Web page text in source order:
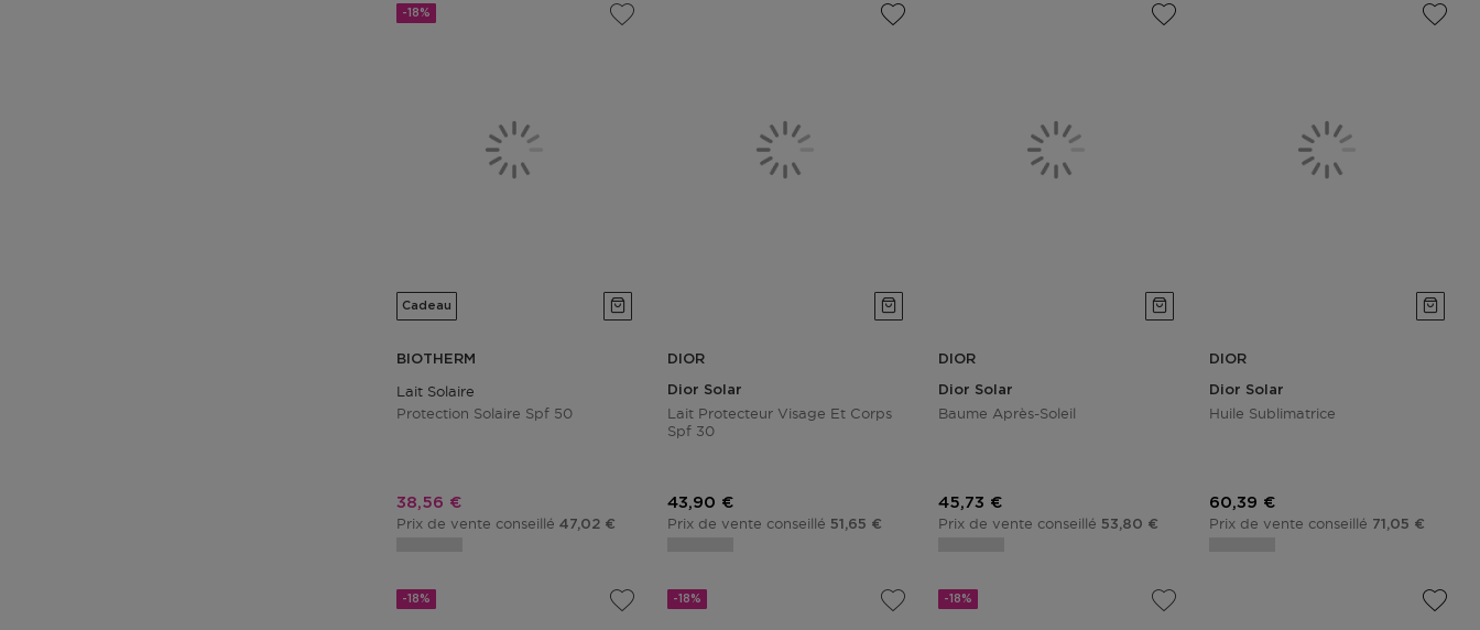
-18%
Cadeau
BIOTHERM
Lait Solaire
Protection Solaire Spf 50
Prix promotionnel
38,56 €
Prix de vente conseillé 47,02 €
DIOR
Dior Solar
Lait Protecteur Visage Et Corps
Spf 30
Prix promotionnel
43,90 €
Prix de vente conseillé 51,65 €
DIOR
Dior Solar
Baume Après-Soleil
Prix promotionnel
45,73 €
Prix de vente conseillé 53,80 €
DIOR
Dior Solar
Huile Sublimatrice
Prix promotionnel
60,39 €
Prix de vente conseillé 71,05 €
-18% -18% -18%